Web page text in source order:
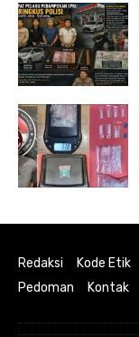
Redaksi
Kode Etik
Pedoman
Kontak